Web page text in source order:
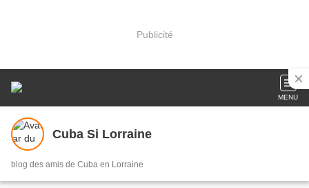
Publicité
MENU
Cuba Si Lorraine
blog des amis de Cuba en Lorraine